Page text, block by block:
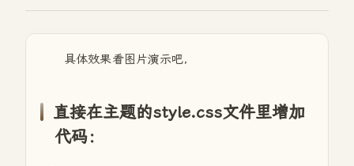
具体效果看图片演示吧，
直接在主题的style.css文件里增加
代码：